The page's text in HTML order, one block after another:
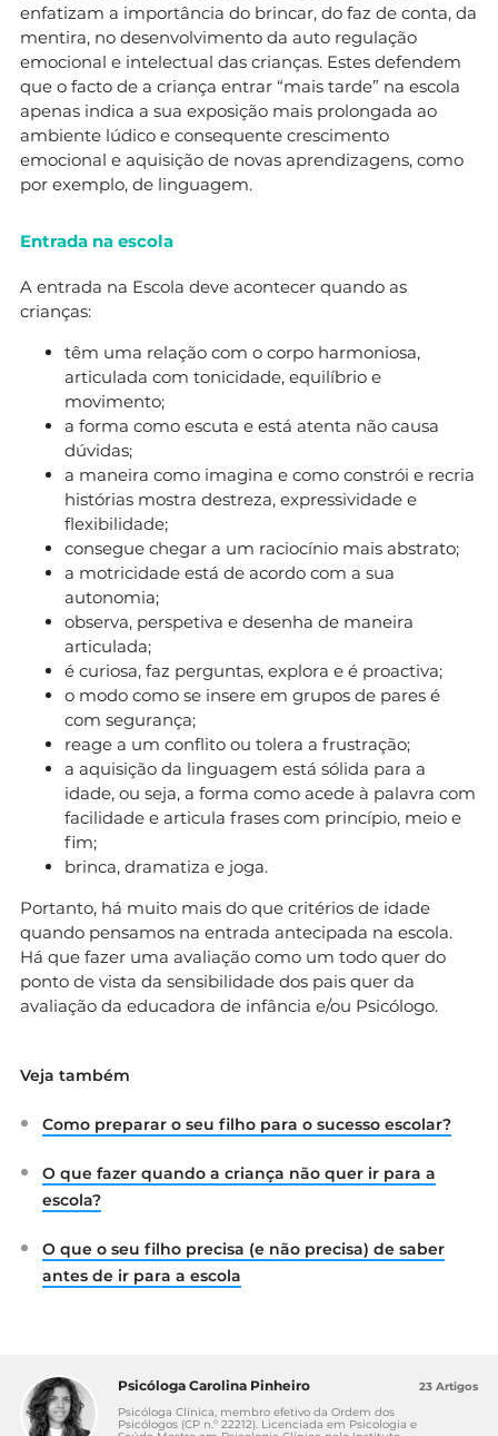
enfatizam a importância do brincar, do faz de conta, da
mentira, no desenvolvimento da auto regulação
emocional e intelectual das crianças. Estes defendem
que o facto de a criança entrar “mais tarde” na escola
apenas indica a sua exposição mais prolongada ao
ambiente lúdico e consequente crescimento
emocional e aquisição de novas aprendizagens, como
por exemplo, de linguagem.
Entrada na escola
A entrada na Escola deve acontecer quando as
crianças:
têm uma relação com o corpo harmoniosa,
articulada com tonicidade, equilíbrio e
movimento;
a forma como escuta e está atenta não causa
dúvidas;
a maneira como imagina e como constrói e recria
histórias mostra destreza, expressividade e
flexibilidade;
consegue chegar a um raciocínio mais abstrato;
a motricidade está de acordo com a sua
autonomia;
observa, perspetiva e desenha de maneira
articulada;
é curiosa, faz perguntas, explora e é proactiva;
o modo como se insere em grupos de pares é
com segurança;
reage a um conflito ou tolera a frustração;
a aquisição da linguagem está sólida para a
idade, ou seja, a forma como acede à palavra com
facilidade e articula frases com princípio, meio e
fim;
brinca, dramatiza e joga.
Portanto, há muito mais do que critérios de idade
quando pensamos na entrada antecipada na escola.
Há que fazer uma avaliação como um todo quer do
ponto de vista da sensibilidade dos pais quer da
avaliação da educadora de infância e/ou Psicólogo.
Veja também
Como preparar o seu filho para o sucesso escolar?
O que fazer quando a criança não quer ir para a
escola?
O que o seu filho precisa (e não precisa) de saber
antes de ir para a escola
Psicóloga Carolina Pinheiro
Psicóloga Clínica, membro efetivo da Ordem dos
Psicólogos (CP n.º 22212). Licenciada em Psicologia e
23 Artigos